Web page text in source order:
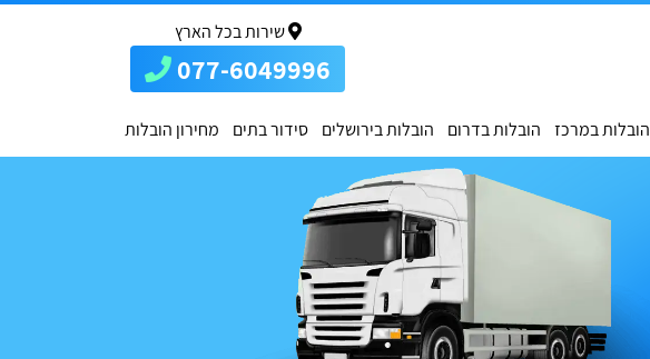
שירות בכל הארץ
077-6049996
הובלות במרכז הובלות בדרום הובלות בירושלים סידור בתים מחירון הובלות